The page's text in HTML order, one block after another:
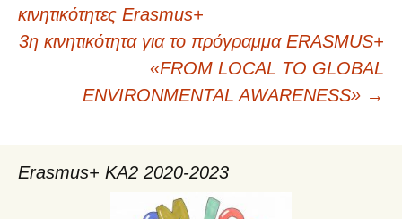
Πλοήγηση
άρθρων
κινητικότητες Erasmus+
3η κινητικότητα για το πρόγραμμα ERASMUS+
«FROM LOCAL TO GLOBAL
ENVIRONMENTAL AWARENESS» →
Erasmus+ KA2 2020-2023